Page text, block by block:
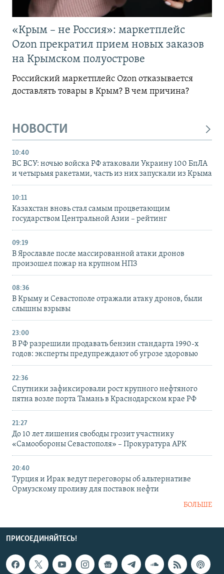
«Крым – не Россия»: маркетплейс
Ozon прекратил прием новых заказов
на Крымском полуострове
Российский маркетплейс Ozon отказывается
доставлять товары в Крым? В чем причина?
НОВОСТИ
10:40
ВС ВСУ: ночью войска РФ атаковали Украину 100 БпЛА
и четырьмя ракетами, часть из них запускали из Крыма
10:11
Казахстан вновь стал самым процветающим
государством Центральной Азии – рейтинг
09:19
В Ярославле после массированной атаки дронов
произошел пожар на крупном НПЗ
08:36
В Крыму и Севастополе отражали атаку дронов, были
слышны взрывы
23:00
В РФ разрешили продавать бензин стандарта 1990-х
годов: эксперты предупреждают об угрозе здоровью
22:36
Спутники зафиксировали рост крупного нефтяного
пятна возле порта Тамань в Краснодарском крае РФ
21:27
До 10 лет лишения свободы грозит участнику
«Самообороны Севастополя» – Прокуратура АРК
20:40
Турция и Ирак ведут переговоры об альтернативе
Ормузскому проливу для поставок нефти
БОЛЬШЕ
ПРИСОЕДИНЯЙТЕСЬ!